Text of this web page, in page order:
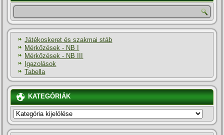
Játékoskeret és szakmai stáb
Mérkőzések - NB I
Mérkőzések - NB III
Igazolások
Tabella
KATEGÓRIÁK
KATEGÓRIÁK